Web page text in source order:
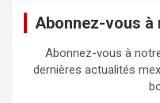
Abonnez-vous
Abonnez-vous à
dernières actualités